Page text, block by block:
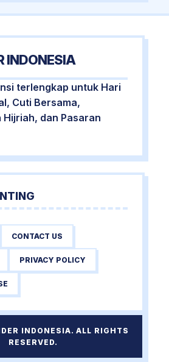
INDONESIA
terlengkap untuk Hari
Cuti Bersama,
Hijriah, dan Pasaran
CONTACT US
PRIVACY POLICY
INDONESIA. ALL RIGHTS
RESERVED.